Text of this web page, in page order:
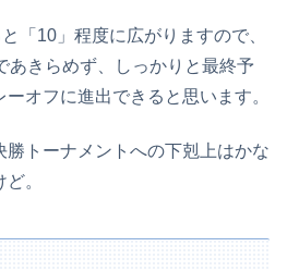
「10」程度に広がりますので、
あきらめず、しっかりと最終予
オフに進出できると思います。
勝トーナメントへの下剋上はかな
。